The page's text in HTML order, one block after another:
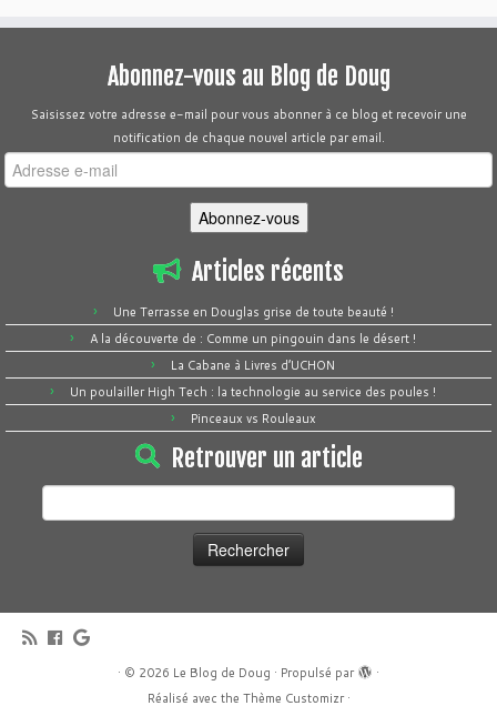
Abonnez-vous au Blog de Doug
Saisissez votre adresse e-mail pour vous abonner à ce blog et recevoir une
notification de chaque nouvel article par email.
Adresse
e-
Abonnez-vous
Articles récents
Une Terrasse en Douglas grise de toute beauté !
A la découverte de : Comme un pingouin dans le désert !
La Cabane à Livres d’UCHON
Un poulailler High Tech : la technologie au service des poules !
Pinceaux vs Rouleaux
Retrouver un article
· © 2026 Le Blog de Doug · Propulsé par
·
Réalisé avec the Thème Customizr·